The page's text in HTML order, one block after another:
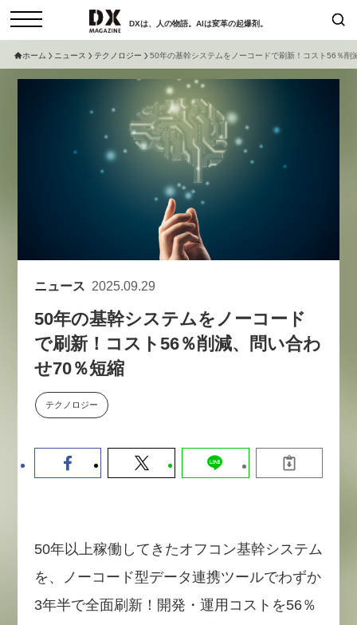
DXは、人の物語。AIは変革の起爆剤。
インタビュー
ニュース
日本オムニチャネル協会
トップページ
特集
動画
サイトマップ
お問い合わせ
個人情報保護法について
採用情報
検索
現在開催予定のセミナー
【8/12開催】「イノベーションを
数値化する」～投資される事業の
学ぶ資金調達・巻き込みのリアル
2026-06-10
セミナー
ホーム ニュース テクノロジー 50年の基幹システムをノーコードで刷新！コスト56％削
ニュース 2025.09.29
50年の基幹システムをノーコード
で刷新！コスト56％削減、問い合わ
せ70％短縮
テクノロジー
50年以上稼働してきたオフコン基幹システム
を、ノーコード型データ連携ツールでわずか
3年半で全面刷新！開発・運用コストを56％